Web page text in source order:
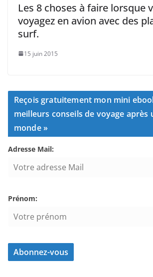
Les 8 choses à faire lorsque
voyagez en avion avec des
surf.
15 juin 2015
Reçois gratuitement mon mini
meilleurs conseils de voyage après
monde »
Adresse Mail:
Prénom: